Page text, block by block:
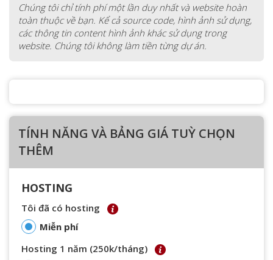
Chúng tôi chỉ tính phí một lần duy nhất và website hoàn
toàn thuộc về bạn. Kể cả source code, hình ảnh sử dụng,
các thông tin content hình ảnh khác sử dụng trong
website. Chúng tôi không làm tiền từng dự án.
TÍNH NĂNG VÀ BẢNG GIÁ TUỲ CHỌN
THÊM
HOSTING
Tôi đã có hosting
Miễn phí
Hosting 1 năm (250k/tháng)